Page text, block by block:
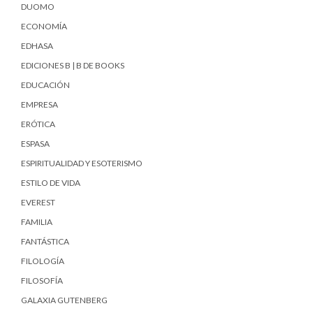
DUOMO
ECONOMÍA
EDHASA
EDICIONES B | B DE BOOKS
EDUCACIÓN
EMPRESA
ERÓTICA
ESPASA
ESPIRITUALIDAD Y ESOTERISMO
ESTILO DE VIDA
EVEREST
FAMILIA
FANTÁSTICA
FILOLOGÍA
FILOSOFÍA
GALAXIA GUTENBERG